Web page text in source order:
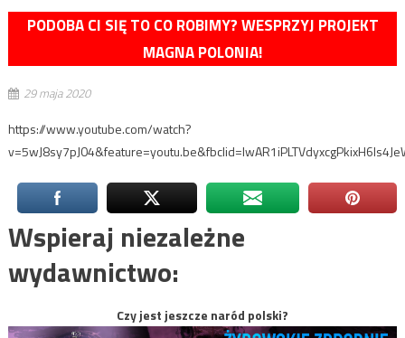
PODOBA CI SIĘ TO CO ROBIMY? WESPRZYJ PROJEKT
MAGNA POLONIA!
29 maja 2020
https://www.youtube.com/watch?
Wspieraj niezależne
wydawnictwo:
Czy jest jeszcze naród polski?